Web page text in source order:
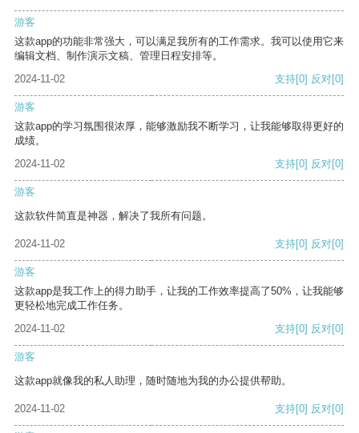
游客
这款app的功能非常强大，可以满足我所有的工作需求。我可以使用它来
编辑文档、制作演示文稿、管理日程安排等。
2024-11-02
支持[0] 反对[0]
游客
这款app的学习氛围很浓厚，能够激励我不断学习，让我能够取得更好的
成绩。
2024-11-02
支持[0] 反对[0]
游客
这款软件简直是神器，解决了我所有问题。
2024-11-02 支持[0] 反对[0]
游客
这款app是我工作上的得力助手，让我的工作效率提高了50%，让我能够
更轻松地完成工作任务。
2024-11-02
支持[0] 反对[0]
游客
这款app就像我的私人助理，随时随地为我的办公提供帮助。
2024-11-02 支持[0] 反对[0]